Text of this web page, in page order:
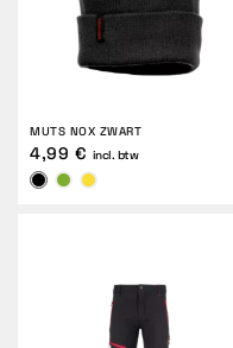
MUTS NOX ZWART
4,99 € incl. btw